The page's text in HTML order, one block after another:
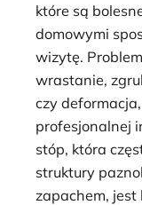
które są
domowymi
wizytę.
wrastanie,
czy
profesjonalnej
stóp, która
struktury
zapachem, jest